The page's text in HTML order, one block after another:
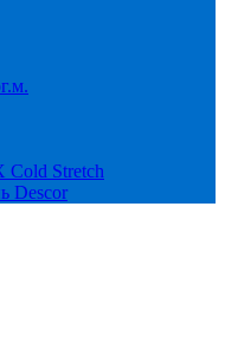
Stretch
Descor